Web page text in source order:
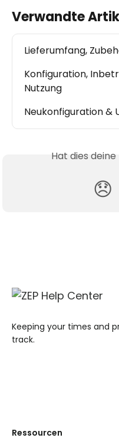
Verwandte
Lieferumfang,
Konfiguration,
Nutzung
Neukonfiguration &
Hat dies
😞
Keeping your times and
track.
Ressourcen